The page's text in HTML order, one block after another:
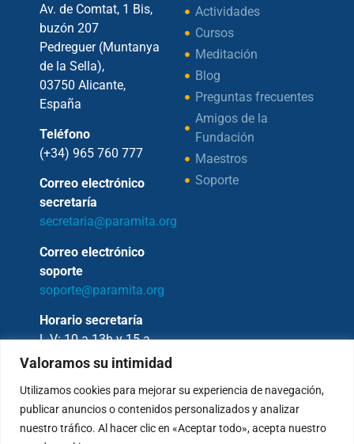
Valoramos su intimidad
Utilizamos cookies para mejorar su experiencia de navegación,
publicar anuncios o contenidos personalizados y analizar
nuestro tráfico. Al hacer clic en «Aceptar todo», acepta nuestro
Av. de Comtat, 1 Bis,
buzón 207
Pedreguer (Muntanya
de la Sella),
03750 Alicante,
España
Teléfono
(+34) 965 760 777
Correo electrónico
secretaría
secretaria@paramita.org
Correo electrónico
soporte
soporte@paramita.org
Horario secretaría
L-V: 10 a 13h y 15 a
17h
Actividades
Cursos
Meditación
Blog
Preguntas frecuentes
Amigos de la
Fundación
Maestros
Soporte
Copyright © 2026 – Fundación Sakya –